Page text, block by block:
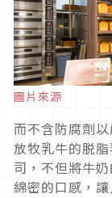
圖片來源
而不含防腐劑
放牧乳牛的脱
司，不但將牛
綿密的口感，